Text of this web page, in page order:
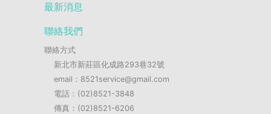
最新消息
聯絡我們
聯絡方式
新北市新莊區化成路293巷32號
email：8521service@gmail.com
電話：(02)8521-3848
傳真：(02)8521-6206